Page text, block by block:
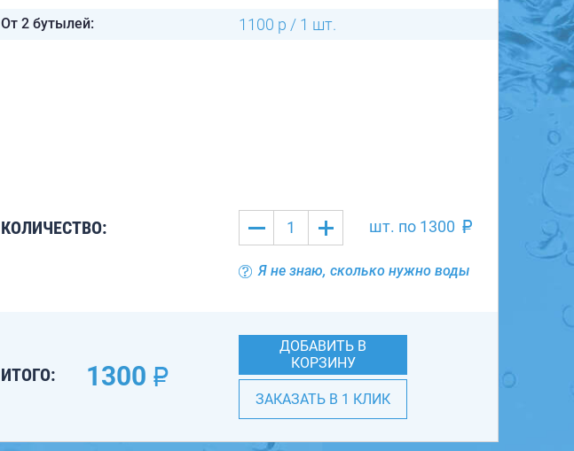
От 2 бутылей: 1100 р / 1 шт.
КОЛИЧЕСТВО: шт. по 1300
Я не знаю, сколько нужно воды
ИТОГО: 1300
ДОБАВИТЬ В
КОРЗИНУ
ЗАКАЗАТЬ В 1 КЛИК